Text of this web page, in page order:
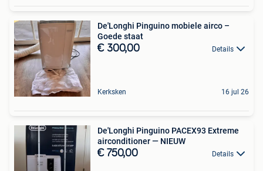
De'Longhi Pinguino mobiele airco –
Goede staat
€ 300,00 Details
Kerksken 16 jul 26
De'Longhi Pinguino PACEX93 Extreme
airconditioner — NIEUW
€ 750,00 Details